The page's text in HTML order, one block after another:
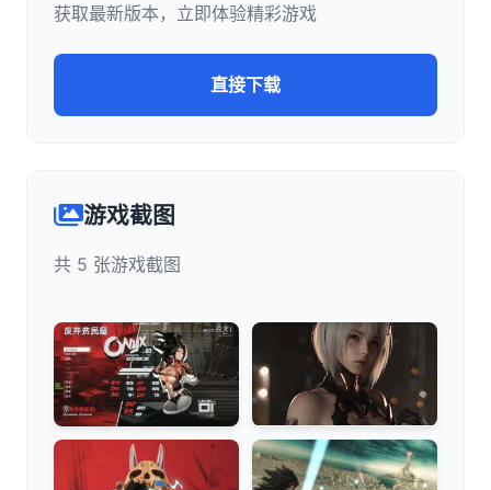
获取最新版本，立即体验精彩游戏
直接下载
游戏截图
共 5 张游戏截图